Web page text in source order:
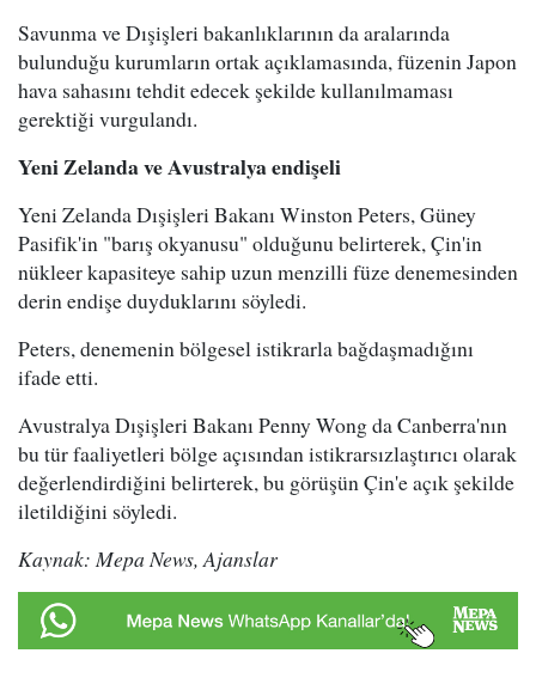
Savunma ve Dışişleri bakanlıklarının da aralarında
bulunduğu kurumların ortak açıklamasında, füzenin Japon
hava sahasını tehdit edecek şekilde kullanılmaması
gerektiği vurgulandı.
Yeni Zelanda ve Avustralya endişeli
Yeni Zelanda Dışişleri Bakanı Winston Peters, Güney
Pasifik'in "barış okyanusu" olduğunu belirterek, Çin'in
nükleer kapasiteye sahip uzun menzilli füze denemesinden
derin endişe duyduklarını söyledi.
Peters, denemenin bölgesel istikrarla bağdaşmadığını
ifade etti.
Avustralya Dışişleri Bakanı Penny Wong da Canberra'nın
bu tür faaliyetleri bölge açısından istikrarsızlaştırıcı olarak
değerlendirdiğini belirterek, bu görüşün Çin'e açık şekilde
iletildiğini söyledi.
Kaynak: Mepa News, Ajanslar